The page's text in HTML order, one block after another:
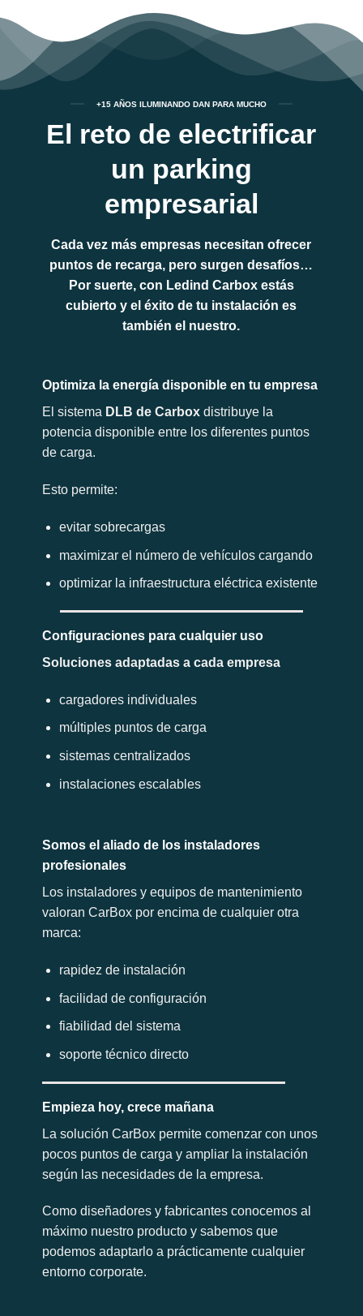
+15 AÑOS ILUMINANDO DAN PARA MUCHO
El reto de electrificar
un parking
empresarial
Cada vez más empresas necesitan ofrecer
puntos de recarga, pero surgen desafíos…
Por suerte, con Ledind Carbox estás
cubierto y el éxito de tu instalación es
también el nuestro.
Optimiza la energía disponible en tu empresa
El sistema DLB de Carbox distribuye la
potencia disponible entre los diferentes puntos
de carga.
Esto permite:
evitar sobrecargas
maximizar el número de vehículos cargando
optimizar la infraestructura eléctrica existente
Configuraciones para cualquier uso
Soluciones adaptadas a cada empresa
cargadores individuales
múltiples puntos de carga
sistemas centralizados
instalaciones escalables
Somos el aliado de los instaladores
profesionales
Los instaladores y equipos de mantenimiento
valoran CarBox por encima de cualquier otra
marca:
rapidez de instalación
facilidad de configuración
fiabilidad del sistema
soporte técnico directo
Empieza hoy, crece mañana
La solución CarBox permite comenzar con unos
pocos puntos de carga y ampliar la instalación
según las necesidades de la empresa.
Como diseñadores y fabricantes conocemos al
máximo nuestro producto y sabemos que
podemos adaptarlo a prácticamente cualquier
entorno corporate.